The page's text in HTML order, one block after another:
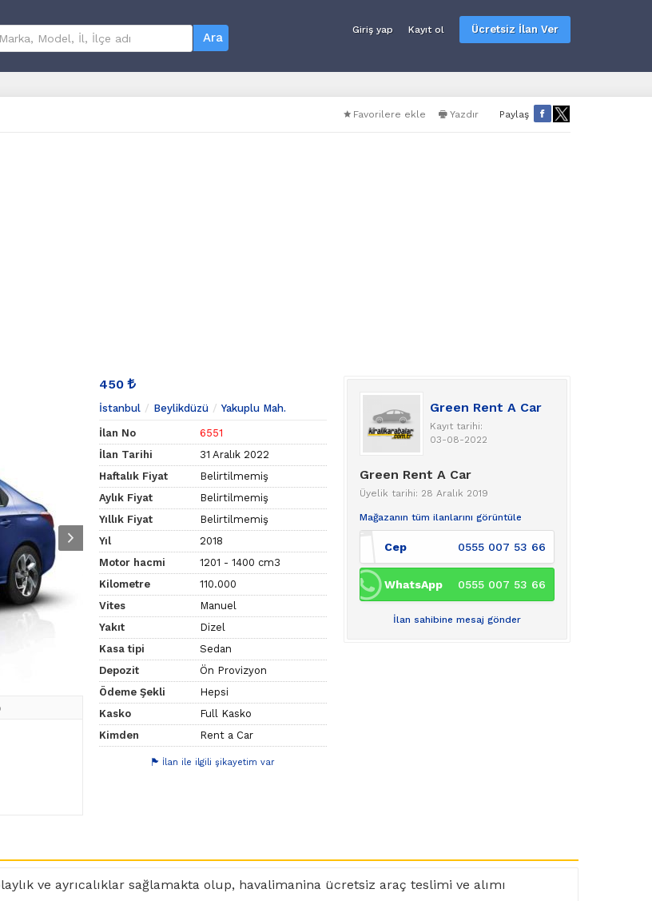
Ara
Giriş yap Kayıt ol Ücretsiz İlan Ver
Favorilere ekle Yazdır Paylaş
450
İstanbul Beylikdüzü Yakuplu Mah.
İlan No
6551
İlan Tarihi
31 Aralık 2022
Haftalık Fiyat
Belirtilmemiş
Aylık Fiyat
Belirtilmemiş
Yıllık Fiyat
Belirtilmemiş
Yıl
2018
Motor hacmi
1201 - 1400 cm3
Kilometre
110.000
Vites
Manuel
Yakıt
Dizel
Kasa tipi
Sedan
Depozit
Ön Provizyon
Ödeme Şekli
Hepsi
Kasko
Full Kasko
Kimden
Rent a Car
İlan ile ilgili şikayetim var
Green Rent A Car
Kayıt tarihi:
03-08-2022
Green Rent A Car
Üyelik tarihi: 28 Aralık 2019
Mağazanın tüm ilanlarını görüntüle
Cep 0555 007 53 66
WhatsApp 0555 007 53 66
İlan sahibine mesaj gönder
ve ayrıcalıklar sağlamakta olup, havalimanina ücretsiz araç teslimi ve alımı